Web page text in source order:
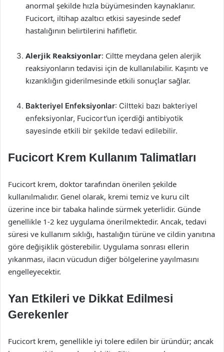
anormal şekilde hızla büyümesinden kaynaklanır.
Fucicort, iltihap azaltıcı etkisi sayesinde sedef
hastalığının belirtilerini hafifletir.
Alerjik Reaksiyonlar: Ciltte meydana gelen alerjik
reaksiyonların tedavisi için de kullanılabilir. Kaşıntı ve
kızarıklığın giderilmesinde etkili sonuçlar sağlar.
Bakteriyel Enfeksiyonlar: Ciltteki bazı bakteriyel
enfeksiyonlar, Fucicort’un içerdiği antibiyotik
sayesinde etkili bir şekilde tedavi edilebilir.
Fucicort Krem Kullanım Talimatları
Fucicort krem, doktor tarafından önerilen şekilde
kullanılmalıdır. Genel olarak, kremi temiz ve kuru cilt
üzerine ince bir tabaka halinde sürmek yeterlidir. Günde
genellikle 1-2 kez uygulama önerilmektedir. Ancak, tedavi
süresi ve kullanım sıklığı, hastalığın türüne ve cildin yanıtına
göre değişiklik gösterebilir. Uygulama sonrası ellerin
yıkanması, ilacın vücudun diğer bölgelerine yayılmasını
engelleyecektir.
Yan Etkileri ve Dikkat Edilmesi
Gerekenler
Fucicort krem, genellikle iyi tolere edilen bir üründür; ancak